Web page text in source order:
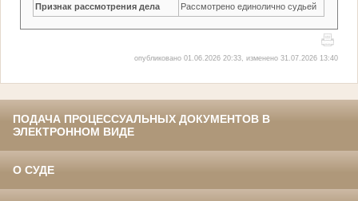
Признак рассмотрения дела Рассмотрено единолично судьей
опубликовано 01.06.2026 20:33, изменено 31.07.2026 13:40
ПОДАЧА ПРОЦЕССУАЛЬНЫХ ДОКУМЕНТОВ В
ЭЛЕКТРОННОМ ВИДЕ
О СУДЕ